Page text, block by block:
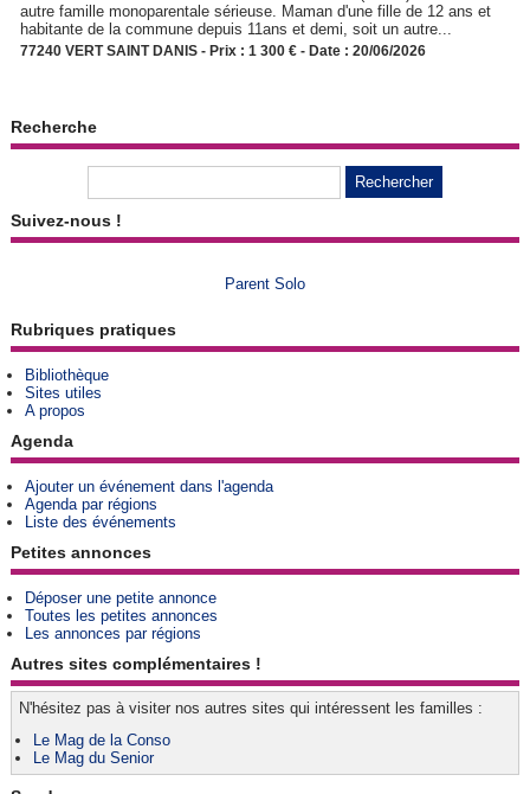
autre famille monoparentale sérieuse. Maman d'une fille de 12 ans et
habitante de la commune depuis 11ans et demi, soit un autre...
77240 VERT SAINT DANIS - Prix : 1 300 € - Date : 20/06/2026
Recherche
Suivez-nous !
Parent Solo
Rubriques pratiques
Bibliothèque
Sites utiles
A propos
Agenda
Ajouter un événement dans l'agenda
Agenda par régions
Liste des événements
Petites annonces
Déposer une petite annonce
Toutes les petites annonces
Les annonces par régions
Autres sites complémentaires !
N'hésitez pas à visiter nos autres sites qui intéressent les familles :
Le Mag de la Conso
Le Mag du Senior